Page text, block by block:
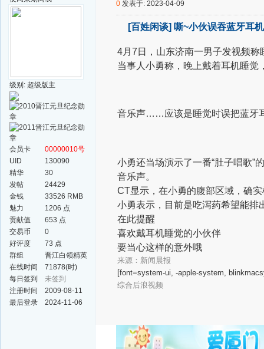
级别: 超级版主
会员卡
00000010号
UID
130090
精华
30
发帖
24429
金钱
33526 RMB
魅力
1206 点
贡献值
653 点
交易币
0
好评度
73 点
群组
晋江白领精英
群
在线时间
71878(时)
每日签到
未签到
注册时间
2009-08-11
最后登录
2024-11-06
0 发表于: 2023-04-09
[百姓闲谈] 嘶~小伙误吞蓝牙耳
4月7日，山东济南一男子发视频
当事人小勇称，晚上戴着耳机睡
音乐声……应该是睡觉时误把蓝牙
小勇还当场演示了一番“肚子唱歌”
音乐声。
CT显示，在小勇的腹部区域，确
小勇表示，目前是吃泻药希望能排
在此提醒
喜欢戴耳机睡觉的小伙伴
要当心这样的意外哦
来源：新闻晨报
[font=system-ui, -apple-system,
综合后浪视频